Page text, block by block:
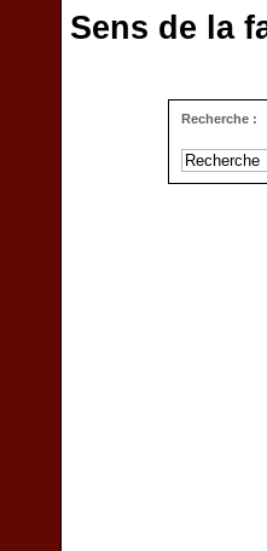
Sens de la
Recherche :